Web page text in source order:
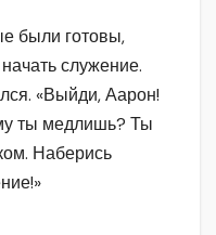
были готовы,
служение.
«Выйди, Аарон!
ты медлишь? Ты
Наберись